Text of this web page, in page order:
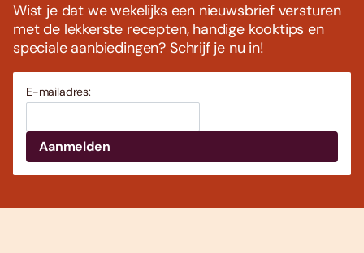
Wist je dat we wekelijks een nieuwsbrief versturen
met de lekkerste recepten, handige kooktips en
speciale aanbiedingen? Schrijf je nu in!
E-mailadres: